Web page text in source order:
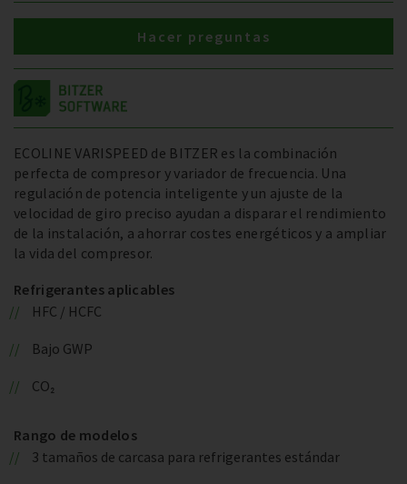
ECOLINE VARISPEED de BITZER es la combinación
perfecta de compresor y variador de frecuencia. Una
regulación de potencia inteligente y un ajuste de la
velocidad de giro preciso ayudan a disparar el rendimiento
de la instalación, a ahorrar costes energéticos y a ampliar
la vida del compresor.
Refrigerantes aplicables
HFC / HCFC
Bajo GWP
CO₂
Rango de modelos
3 tamaños de carcasa para refrigerantes estándar
Hacer preguntas